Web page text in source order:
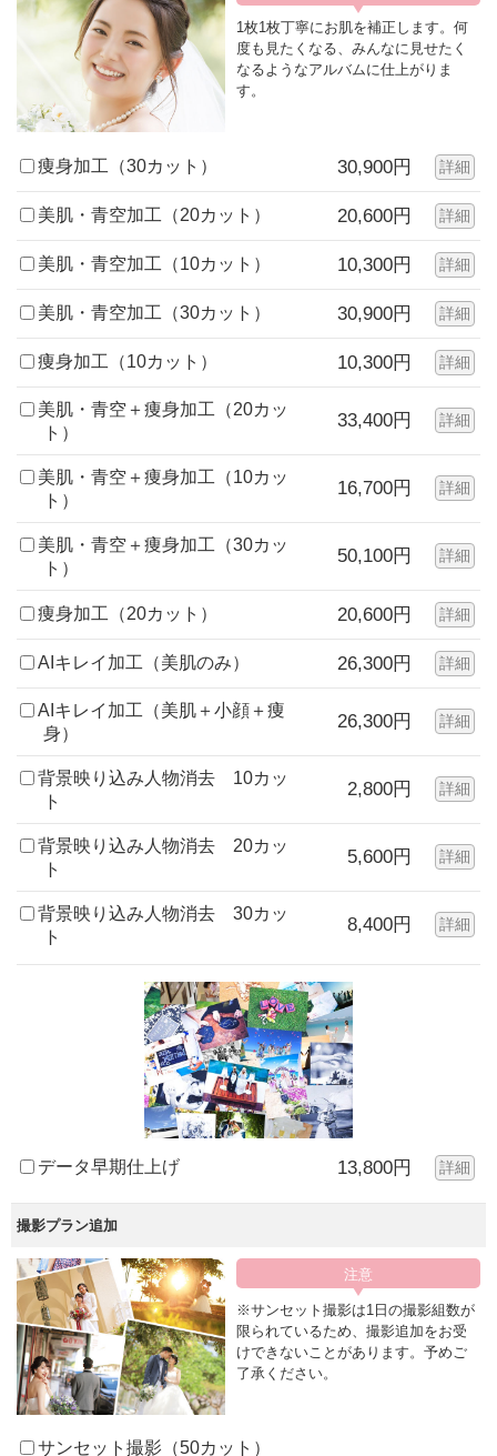
1枚1枚丁寧にお肌を補正します。何
度も見たくなる、みんなに見せたく
なるようなアルバムに仕上がりま
す。
痩身加工（30カット） 30,900円 詳細
美肌・青空加工（20カット） 20,600円 詳細
美肌・青空加工（10カット） 10,300円 詳細
美肌・青空加工（30カット） 30,900円 詳細
痩身加工（10カット） 10,300円 詳細
美肌・青空＋痩身加工（20カッ
ト）
33,400円 詳細
美肌・青空＋痩身加工（10カッ
ト）
16,700円 詳細
美肌・青空＋痩身加工（30カッ
ト）
50,100円 詳細
痩身加工（20カット） 20,600円 詳細
AIキレイ加工（美肌のみ） 26,300円 詳細
AIキレイ加工（美肌＋小顔＋痩
身）
26,300円 詳細
背景映り込み人物消去 10カッ
ト
2,800円 詳細
背景映り込み人物消去 20カッ
ト
5,600円 詳細
背景映り込み人物消去 30カッ
ト
8,400円 詳細
データ早期仕上げ 13,800円 詳細
撮影プラン追加
※サンセット撮影は1日の撮影組数が
限られているため、撮影追加をお受
けできないことがあります。予めご
了承ください。
サンセット撮影（50カット）